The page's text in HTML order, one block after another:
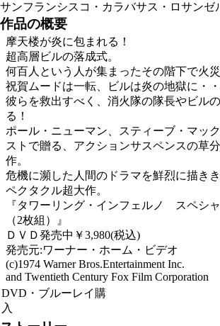
サンフランシスコ・カラバサス・ロサンゼ
作品の概要
摩天楼が炎に包まれる！
超高層ビルの落成式。
何百人という人が集まったその階下で火災
祝賀ムードは一転、ビルは炎の地獄に・・
彼らを救出すべく、消火隊の隊長やビル
る！
ポール・ニューマン、スティーブ・マッ
ストで贈る、アクションサスペンスの草
作。
危機に瀕した人間のドラマを鮮烈に描き
ペクタクル超大作。
『タワーリング・インフェルノ スペシ
（2枚組）』
ＤＶＤ発売中￥3,980(税込)
発売元:ワーナー・ホーム・ビデオ
(c)1974 Warner Bros.Entertainment Inc.
and Twentieth Century Fox Film Corporation
DVD・ブルーレイ購
入